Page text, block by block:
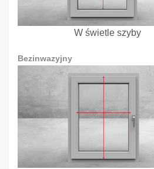
W świetle szyby
Bezinwazyjny